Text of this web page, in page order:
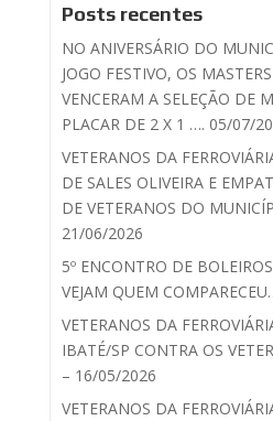
Posts recentes
NO ANIVERSÁRIO DO
JOGO FESTIVO, OS
VENCERAM A SELEÇÃO DE
PLACAR DE 2 X 1 …. 05/07/
VETERANOS DA
DE SALES OLIVEIRA E
DE VETERANOS DO
21/06/2026
5º ENCONTRO DE
VEJAM QUEM
VETERANOS DA
IBATÉ/SP CONTRA OS
– 16/05/2026
VETERANOS DA